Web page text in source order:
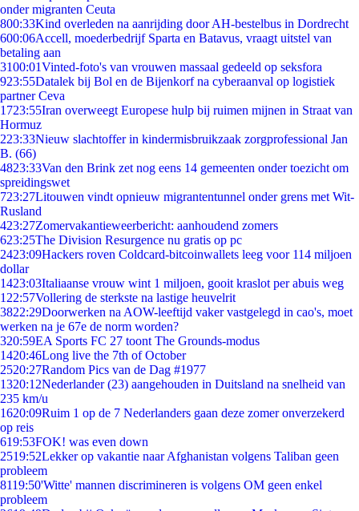
onder migranten Ceuta
800:33Kind overleden na aanrijding door AH-bestelbus in Dordrecht
600:06Accell, moederbedrijf Sparta en Batavus, vraagt uitstel van
betaling aan
3100:01Vinted-foto's van vrouwen massaal gedeeld op seksfora
923:55Datalek bij Bol en de Bijenkorf na cyberaanval op logistiek
partner Ceva
1723:55Iran overweegt Europese hulp bij ruimen mijnen in Straat van
Hormuz
223:33Nieuw slachtoffer in kindermisbruikzaak zorgprofessional Jan
B. (66)
4823:33Van den Brink zet nog eens 14 gemeenten onder toezicht om
spreidingswet
723:27Litouwen vindt opnieuw migrantentunnel onder grens met Wit-
Rusland
423:27Zomervakantieweerbericht: aanhoudend zomers
623:25The Division Resurgence nu gratis op pc
2423:09Hackers roven Coldcard-bitcoinwallets leeg voor 114 miljoen
dollar
1423:03Italiaanse vrouw wint 1 miljoen, gooit kraslot per abuis weg
1 22:57Vollering de sterkste na lastige heuvelrit
3822:29Doorwerken na AOW-leeftijd vaker vastgelegd in cao's, moet
werken na je 67e de norm worden?
320:59EA Sports FC 27 toont The Grounds-modus
1420:46Long live the 7th of October
2520:27Random Pics van de Dag #1977
1320:12Nederlander (23) aangehouden in Duitsland na snelheid van
235 km/u
1620:09Ruim 1 op de 7 Nederlanders gaan deze zomer onverzekerd
op reis
619:53FOK! was even down
2519:52Lekker op vakantie naar Afghanistan volgens Taliban geen
probleem
8119:50'Witte' mannen discrimineren is volgens OM geen enkel
probleem